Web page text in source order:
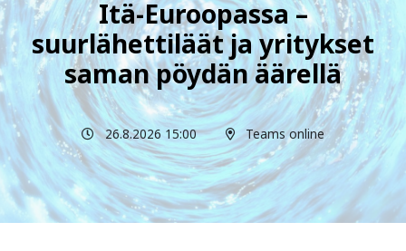
Itä-Euroopassa –
suurlähettiläät ja yritykset
saman pöydän äärellä
26.8.2026 15:00 Teams online